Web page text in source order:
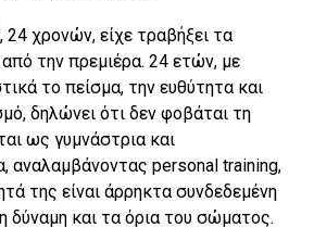
24 χρονών, είχε τραβήξει τα
την πρεμιέρα. 24 ετών, με
το πείσμα, την ευθύτητα και
δηλώνει ότι δεν φοβάται τη
ως γυμνάστρια και
αναλαμβάνοντας personal training,
της είναι άρρηκτα συνδεδεμένη
δύναμη και τα όρια του σώματος.